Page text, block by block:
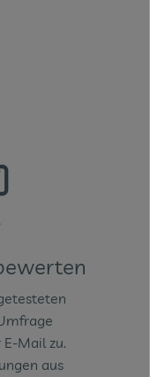
Mail zu.
aus